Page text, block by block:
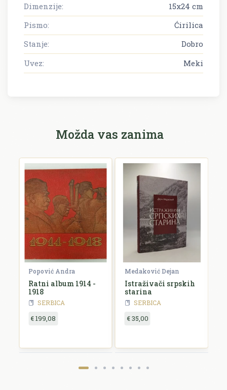
Dimenzije:
15x24 cm
Pismo:
Ćirilica
Stanje:
Dobro
Uvez:
Meki
Možda vas zanima
Popović Andra
Ratni album 1914 -
1918
SERBICA
€ 199,08
Medaković Dejan
Istraživači srpskih
starina
SERBICA
€ 35,00